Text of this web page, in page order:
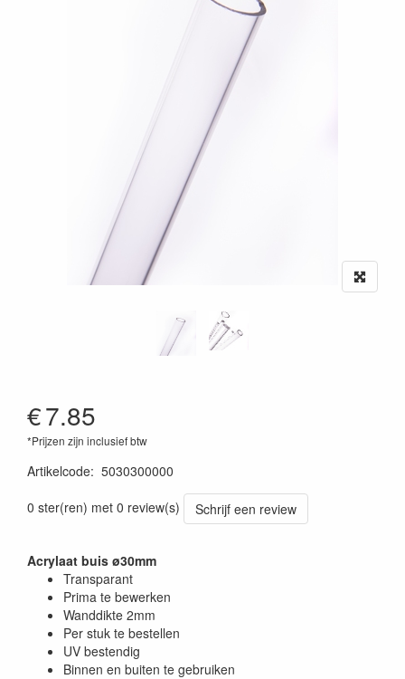
€7.85
*Prijzen zijn inclusief btw
Artikelcode: 5030300000
0 ster(ren) met 0 review(s)
Schrijf een review
Acrylaat buis ø30mm
Transparant
Prima te bewerken
Wanddikte 2mm
Per stuk te bestellen
UV bestendig
Binnen en buiten te gebruiken